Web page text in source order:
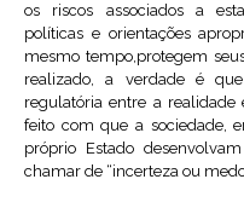
os riscos associados a
políticas e orientações
mesmo tempo,protegem
realizado, a verdade é
regulatória entre a
feito com que a sociedade,
próprio Estado
chamar de “incerteza ou